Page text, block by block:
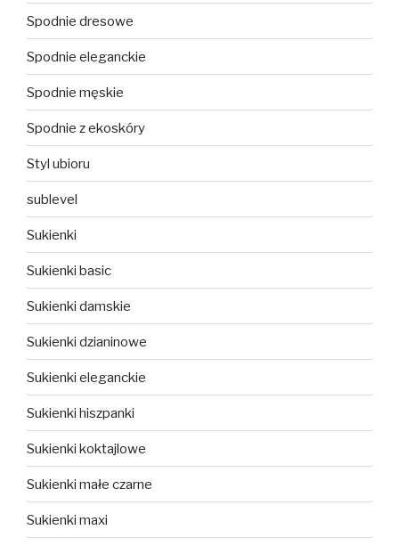
Spodnie dresowe
Spodnie eleganckie
Spodnie męskie
Spodnie z ekoskóry
Styl ubioru
sublevel
Sukienki
Sukienki basic
Sukienki damskie
Sukienki dzianinowe
Sukienki eleganckie
Sukienki hiszpanki
Sukienki koktajlowe
Sukienki małe czarne
Sukienki maxi